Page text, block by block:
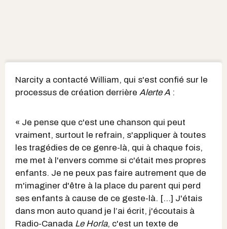
Narcity a contacté William, qui s'est confié sur le
processus de création derrière Alerte A :
« Je pense que c'est une chanson qui peut
vraiment, surtout le refrain, s'appliquer à toutes
les tragédies de ce genre-là, qui à chaque fois,
me met à l'envers comme si c'était mes propres
enfants. Je ne peux pas faire autrement que de
m'imaginer d'être à la place du parent qui perd
ses enfants à cause de ce geste-là. [...] J'étais
dans mon auto quand je l’ai écrit, j'écoutais à
Radio-Canada Le Horla, c'est un texte de